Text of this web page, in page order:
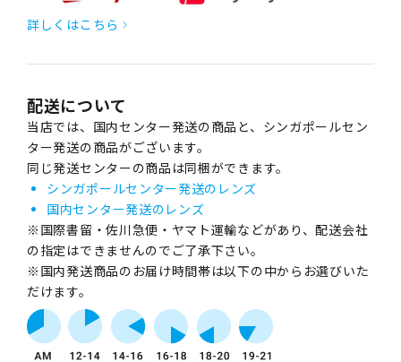
詳しくはこちら
配送について
当店では、国内センター発送の商品と、シンガポールセン
ター発送の商品がございます。
同じ発送センターの商品は同梱ができます。
シンガポールセンター発送のレンズ
国内センター発送のレンズ
※国際書留・佐川急便・ヤマト運輸などがあり、配送会社
の指定はできませんのでご了承下さい。
※国内発送商品のお届け時間帯は以下の中からお選びいた
だけます。